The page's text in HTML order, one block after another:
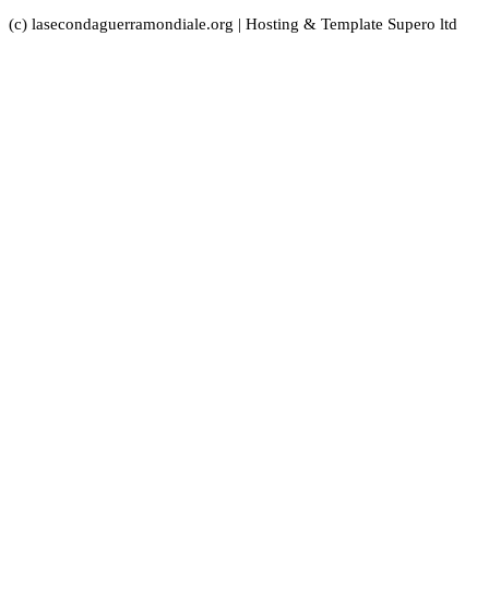
(c) lasecondaguerramondiale.org | Hosting & Template Supero ltd